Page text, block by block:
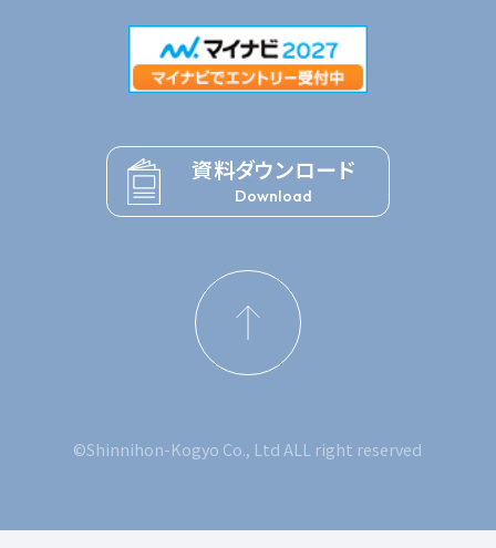
資料ダウンロード
Download
©Shinnihon-Kogyo Co., Ltd ALL right reserved